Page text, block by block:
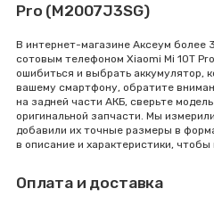
Pro (M2007J3SG)
В интернет-магазине Аксеум более
сотовым телефоном Xiaomi Mi 10T
ошибиться и выбрать аккумулятор,
вашему смартфону, обратите
на задней части АКБ, сверьте
оригинальной запчасти. Мы
добавили их точные размеры в
в описание и характеристики,
Оплата и доставка